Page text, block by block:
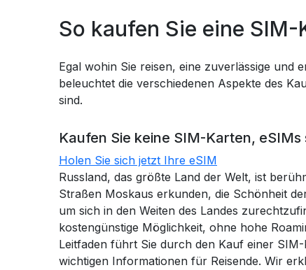
So kaufen Sie eine
Egal wohin Sie reisen, eine zuverlässige und
beleuchtet die verschiedenen Aspekte des
sind.
Kaufen Sie keine SIM-Karten, eSIMs
Holen Sie sich jetzt Ihre eSIM
Russland, das größte Land der Welt, ist
Straßen Moskaus erkunden, die Schönheit
um sich in den Weiten des Landes
kostengünstige Möglichkeit, ohne hohe
Leitfaden führt Sie durch den Kauf einer
wichtigen Informationen für Reisende. Wir